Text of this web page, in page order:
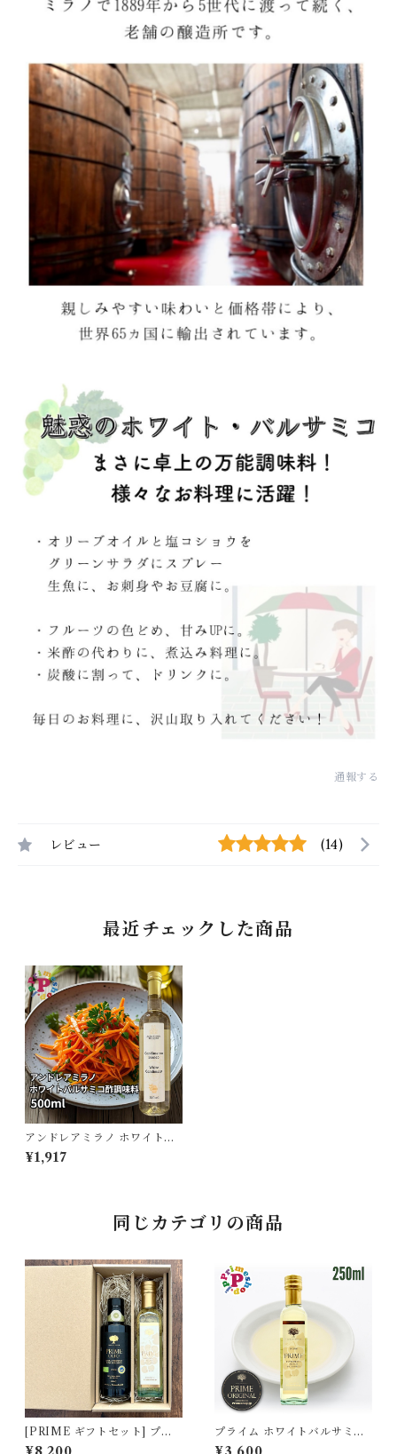
通報する
レビュー (14)
最近チェックした商品
アンドレアミラノ ホワイトバ
ルサミコ酢調味料 Andrea Mi
lano del Duomo
¥1,917
同じカテゴリの商品
[PRIME ギフトセット] プラ
イムオーリオ EXVオリーブオ
プライム ホワイトバルサミコ
酢 250ml モデナ産 白バルサ